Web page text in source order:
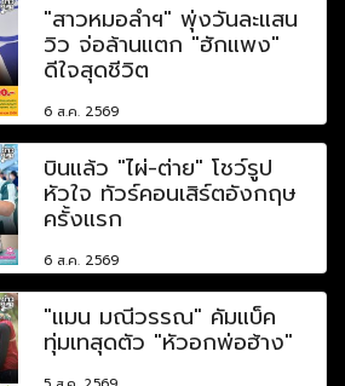
"สาวหมอลำฯ" พุ่งวันละแสน
วิว จ่อล้านแตก "ฮักแพง"
ดีใจสุดชีวิต
6 ส.ค. 2569
บินแล้ว "ไผ่-ต่าย" โชว์รูป
หัวใจ ทัวร์คอนเสิร์ตอังกฤษ
ครั้งแรก
6 ส.ค. 2569
"แมน มณีวรรณ" คัมแบ็ค
ทุ่มเทสุดตัว "หัวอกพ่อฮ้าง"